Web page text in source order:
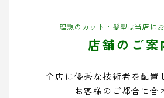
理想のカット・髪型は当店に
店舗のご案
全店に優秀な技術者を配置
お客様のご都合に合